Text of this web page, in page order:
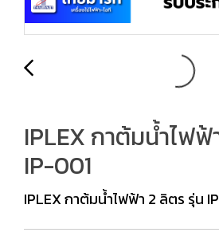
IPLEX กาต้มน้ำไฟ
IP-001
IPLEX กาต้มน้ำไฟฟ้า 2 ลิตร รุ่น